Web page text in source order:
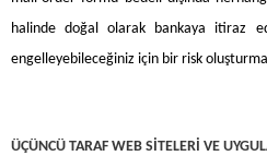
halinde doğal olarak bankaya itiraz
engelleyebileceğiniz için bir risk
ÜÇÜNCÜ TARAF WEB SİTELERİ VE